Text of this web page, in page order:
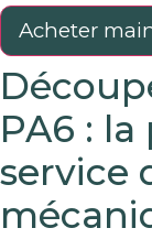
quantité
de
Pièce
en
PA6
Acheter
PA6 :
service